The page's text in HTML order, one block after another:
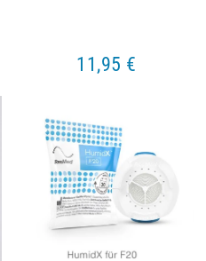
11,95 €